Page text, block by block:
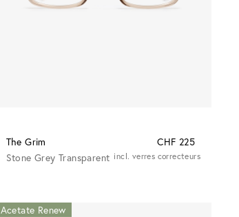
The Grim
CHF 225
Stone Grey Transparent incl. verres correcteurs
Acetate Renew